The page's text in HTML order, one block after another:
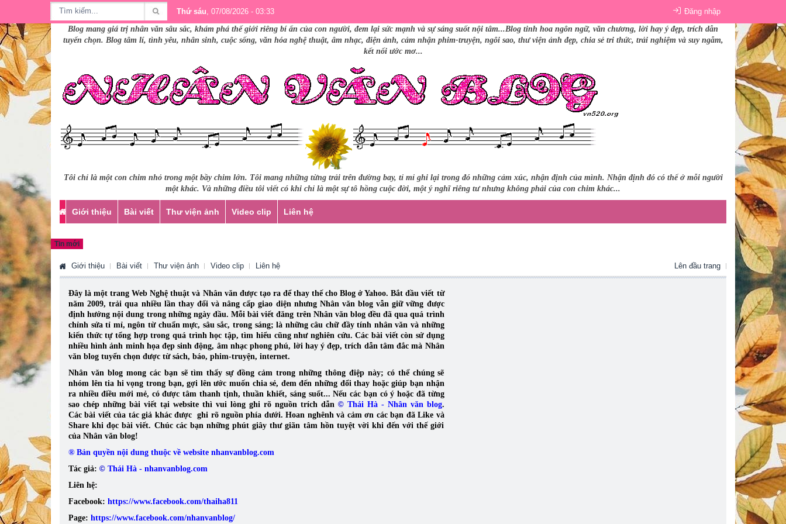
Thứ sáu, 07/08/2026 - 03:33
Đăng nhập
Blog mang giá trị nhân văn sâu sắc, khám phá thế giới riêng bí ẩn của con người, đem lại sức mạnh và sự sáng suốt nội tâm...Blog tinh hoa ngôn ngữ, văn chương, lời hay ý đẹp, trích dẫn
tuyển chọn. Blog tâm lí, tình yêu, nhân sinh, cuộc sống, văn hóa nghệ thuật, âm nhạc, điện ảnh, cảm nhận phim-truyện, ngôi sao, thư viện ảnh đẹp, chia sẻ tri thức, trải nghiệm và suy ngẫm,
kết nối ước mơ...
Tôi chỉ là một con chim nhỏ trong một bầy chim lớn. Tôi mang những từng trải trên đường bay, tỉ mỉ ghi lại trong đó những cảm xúc, nhận định của mình. Nhận định đó có thể ở mỗi người
một khác. Và những điều tôi viết có khi chỉ là một sự tô hồng cuộc đời, một ý nghĩ riêng tư nhưng không phải của con chim khác...
Giới thiệu Bài viết Thư viện ảnh Video clip Liên hệ
Tin mới
Giới thiệu Bài viết Thư viện ảnh Video clip Liên hệ Lên đầu trang
Đây là một trang Web Nghệ thuật và Nhân văn được tạo ra để thay thế cho Blog ở Yahoo. Bắt đầu viết từ
năm 2009, trải qua nhiều lần thay đổi và nâng cấp giao diện nhưng Nhân văn blog vẫn giữ vững được
định hướng nội dung trong những ngày đầu. Mỗi bài viết đăng trên Nhân văn blog đều đã qua quá trình
chỉnh sửa tỉ mỉ, ngôn từ chuẩn mực, sâu sắc, trong sáng; là những câu chữ đầy tính nhân văn và những
kiến thức tự tổng hợp trong quá trình học tập, tìm hiểu cũng như nghiên cứu.Các bài viết còn sử dụng
nhiều hình ảnh minh họa đẹp sinh động, âm nhạc phong phú, lời hay ý đẹp, trích dẫn tâm đắc mà Nhân
văn blog tuyển chọn được từ sách, báo, phim-truyện, internet.
Nhân văn blog mong các bạn sẽ tìm thấy sự đồng cảm trong những thông điệp này; có thể chúng sẽ
nhóm lên tia hi vọng trong bạn, gợi lên ước muốn chia sẻ, đem đến những đổi thay hoặc giúp bạn nhận
ra nhiều điều mới mẻ, có được tâm thanh tịnh, thuần khiết, sáng suốt... Nếu các bạn có ý hoặc đã từng
sao chép những bài viết tại website thì vui lòng ghi rõ nguồn trích dẫn © Thái Hà - Nhân văn blog.
Các bài viết của tác giả khác được ghi rõ nguồn phía dưới. Hoan nghênh và cảm ơn các bạn đã Like và
Share khi đọc bài viết. Chúc các bạn những phút giây thư giãn tâm hồn tuyệt vời khi đến với thế giới
của Nhân văn blog!
® Bản quyền nội dung thuộc về website nhanvanblog.com
Tác giả: © Thái Hà - nhanvanblog.com
Liên hệ:
Facebook: https://www.facebook.com/thaiha811
Page: https://www.facebook.com/nhanvanblog/